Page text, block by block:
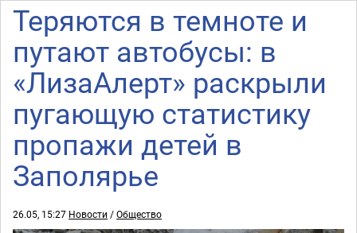
Теряются в темноте и
путают автобусы: в
«ЛизаАлерт» раскрыли
пугающую статистику
пропажи детей в
Заполярье
26.05, 15:27 Новости /Общество